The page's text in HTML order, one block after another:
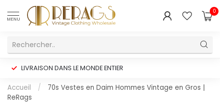
MENU
0
LIVRAISON DANS LE MONDE ENTIER
Accueil /
70s Vestes en Daim Hommes Vintage en Gros |
ReRags